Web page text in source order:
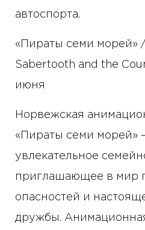
автоспорта.
«Пираты семи морей»
Sabertooth and the
июня
Норвежская
«Пираты семи морей»
увлекательное
приглашающее в мир
опасностей и
дружбы.